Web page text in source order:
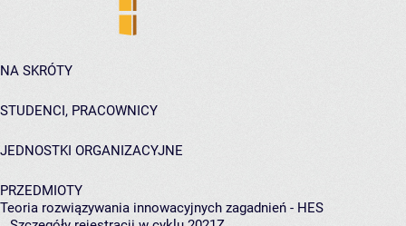
NA SKRÓTY
STUDENCI, PRACOWNICY
JEDNOSTKI ORGANIZACYJNE
PRZEDMIOTY
Teoria rozwiązywania innowacyjnych zagadnień - HES